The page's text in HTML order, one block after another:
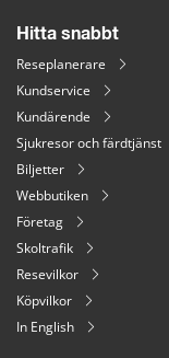
Hitta snabbt
Reseplanerare
Kundservice
Kundärende
Sjukresor och färdtjänst
Biljetter
Webbutiken
Företag
Skoltrafik
Resevilkor
Köpvilkor
In English